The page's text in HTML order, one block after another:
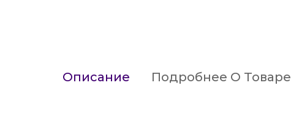
Описание Подробнее О Товаре